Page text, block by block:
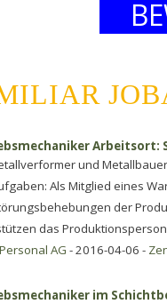
Arbeitsort:
und Metallbauer
Als Mitglied eines
der
das
AG - 2016-04-06 -
im